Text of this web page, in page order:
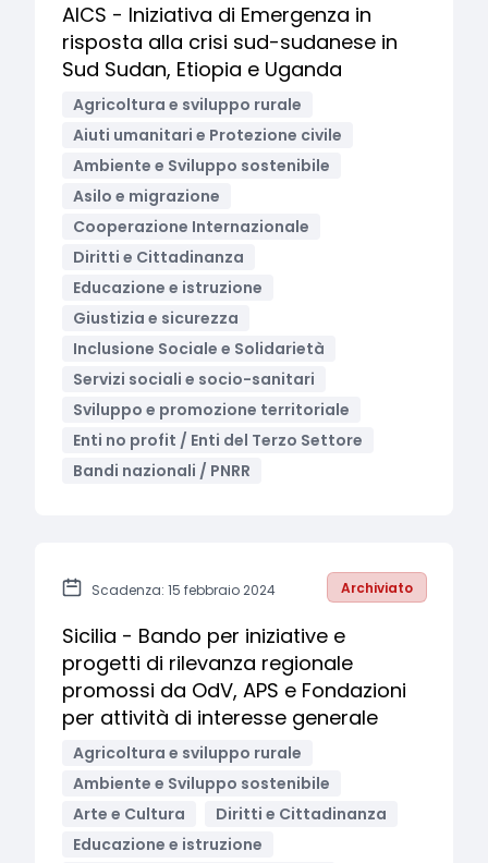
AICS - Iniziativa di Emergenza in
risposta alla crisi sud-sudanese in
Sud Sudan, Etiopia e Uganda
Agricoltura e sviluppo rurale
Aiuti umanitari e Protezione civile
Ambiente e Sviluppo sostenibile
Asilo e migrazione
Cooperazione Internazionale
Diritti e Cittadinanza
Educazione e istruzione
Giustizia e sicurezza
Inclusione Sociale e Solidarietà
Servizi sociali e socio-sanitari
Sviluppo e promozione territoriale
Enti no profit / Enti del Terzo Settore
Bandi nazionali / PNRR
Scadenza: 15 febbraio 2024 Archiviato
Sicilia - Bando per iniziative e
progetti di rilevanza regionale
promossi da OdV, APS e Fondazioni
per attività di interesse generale
Agricoltura e sviluppo rurale
Ambiente e Sviluppo sostenibile
Arte e Cultura
Diritti e Cittadinanza
Educazione e istruzione